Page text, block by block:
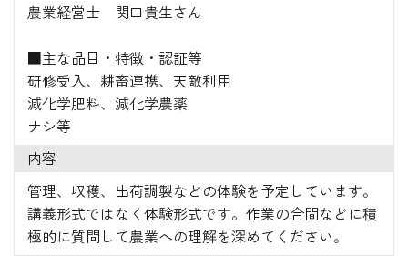
農業経営士 関口貴生さん
■主な品目・特徴・認証等
研修受入、耕畜連携、天敵利用
減化学肥料、減化学農薬
ナシ等
内容
管理、収穫、出荷調製などの体験を予定しています。
講義形式ではなく体験形式です。作業の合間などに積
極的に質問して農業への理解を深めてください。